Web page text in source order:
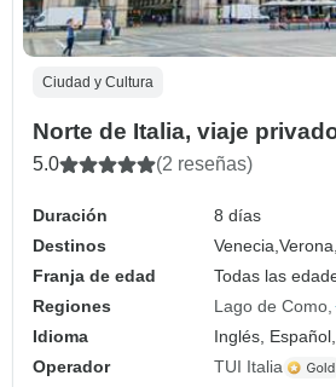
Ciudad y Cultura
Norte de Italia, viaje
5.0 (2 reseñas)
Duración
8 días
Destinos
Venecia,
Franja de edad
Todas las
Regiones
Lago de Como
Idioma
Inglés, Español,
Operador
TUI Italia